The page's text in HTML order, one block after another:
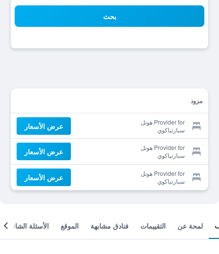
بحث
مزود
Provider for هوتل
سبارتياكوي
عرض الأسعار
Provider for هوتل
سبارتياكوي
عرض الأسعار
Provider for هوتل
سبارتياكوي
عرض الأسعار
لمحة عن التقييمات فنادق مشابهة الموقع الأسئلة الشائعة